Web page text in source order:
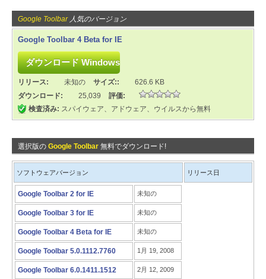
Google Toolbar人気のバージョン
Google Toolbar 4 Beta for IE
リリース: 未知の サイズ::
626.6 KB
ダウンロード:
25,039
評価:
検査済み: スパイウェア、アドウェア、ウイルスから無料
選択版の Google Toolbar 無料でダウンロード!
ソフトウェアバージョン リリース日
Google Toolbar 2 for IE 未知の
Google Toolbar 3 for IE 未知の
Google Toolbar 4 Beta for IE 未知の
Google Toolbar 5.0.1112.7760 1月 19, 2008
Google Toolbar 6.0.1411.1512 2月 12, 2009